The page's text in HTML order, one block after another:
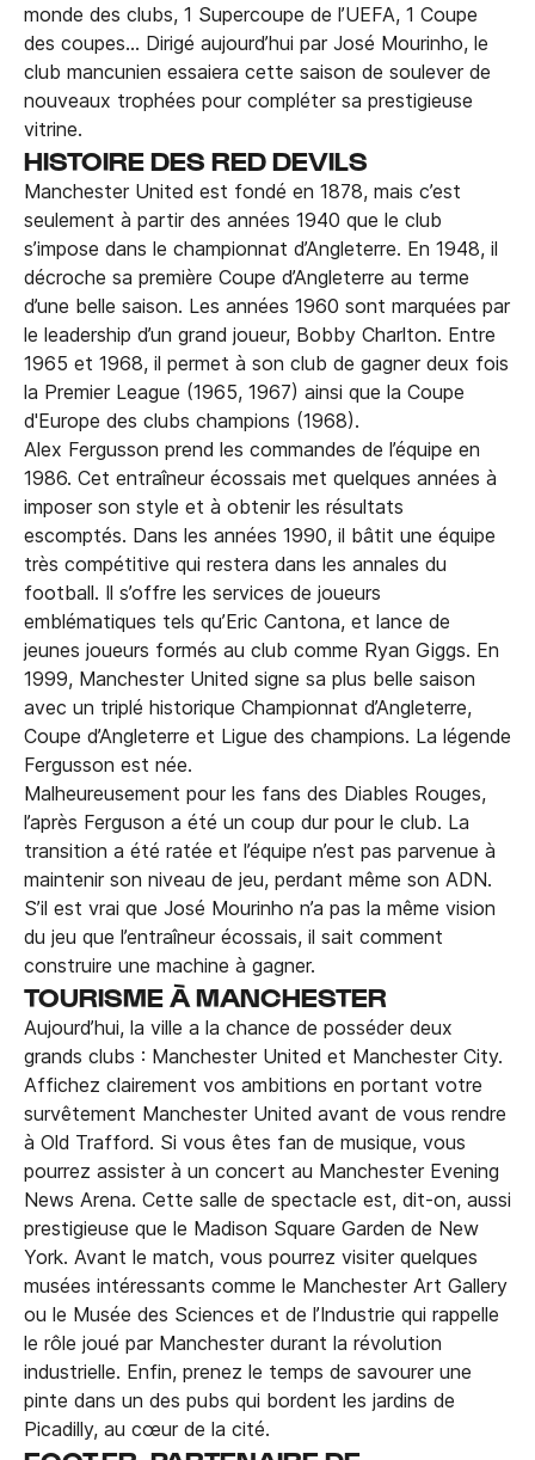
monde des clubs, 1 Supercoupe de l’UEFA, 1 Coupe
des coupes… Dirigé aujourd’hui par José Mourinho, le
club mancunien essaiera cette saison de soulever de
nouveaux trophées pour compléter sa prestigieuse
vitrine.
HISTOIRE DES RED DEVILS
Manchester United est fondé en 1878, mais c’est
seulement à partir des années 1940 que le club
s’impose dans le championnat d’Angleterre. En 1948, il
décroche sa première Coupe d’Angleterre au terme
d’une belle saison. Les années 1960 sont marquées par
le leadership d’un grand joueur, Bobby Charlton. Entre
1965 et 1968, il permet à son club de gagner deux fois
la Premier League (1965, 1967) ainsi que la Coupe
d'Europe des clubs champions (1968).
Alex Fergusson prend les commandes de l’équipe en
1986. Cet entraîneur écossais met quelques années à
imposer son style et à obtenir les résultats
escomptés. Dans les années 1990, il bâtit une équipe
très compétitive qui restera dans les annales du
football. Il s’offre les services de joueurs
emblématiques tels qu’Eric Cantona, et lance de
jeunes joueurs formés au club comme Ryan Giggs. En
1999, Manchester United signe sa plus belle saison
avec un triplé historique Championnat d’Angleterre,
Coupe d’Angleterre et Ligue des champions. La légende
Fergusson est née.
Malheureusement pour les fans des Diables Rouges,
l’après Ferguson a été un coup dur pour le club. La
transition a été ratée et l’équipe n’est pas parvenue à
maintenir son niveau de jeu, perdant même son ADN.
S’il est vrai que José Mourinho n’a pas la même vision
du jeu que l’entraîneur écossais, il sait comment
construire une machine à gagner.
TOURISME À MANCHESTER
Aujourd’hui, la ville a la chance de posséder deux
grands clubs : Manchester United et Manchester City.
Affichez clairement vos ambitions en portant votre
survêtement Manchester United avant de vous rendre
à Old Trafford. Si vous êtes fan de musique, vous
pourrez assister à un concert au Manchester Evening
News Arena. Cette salle de spectacle est, dit-on, aussi
prestigieuse que le Madison Square Garden de New
York. Avant le match, vous pourrez visiter quelques
musées intéressants comme le Manchester Art Gallery
ou le Musée des Sciences et de l’Industrie qui rappelle
le rôle joué par Manchester durant la révolution
industrielle. Enfin, prenez le temps de savourer une
pinte dans un des pubs qui bordent les jardins de
Picadilly, au cœur de la cité.